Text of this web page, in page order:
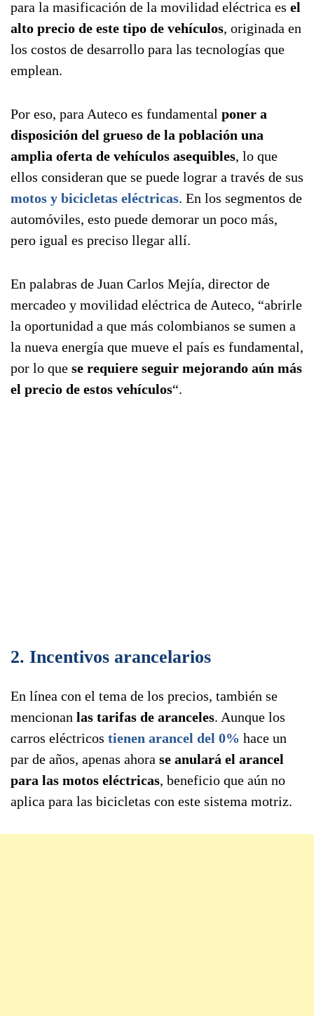
para la masificación de la movilidad eléctrica es el
alto precio de este tipo de vehículos, originada en
los costos de desarrollo para las tecnologías que
emplean.
Por eso, para Auteco es fundamental poner a
disposición del grueso de la población una
amplia oferta de vehículos asequibles, lo que
ellos consideran que se puede lograr a través de sus
motos y bicicletas eléctricas. En los segmentos de
automóviles, esto puede demorar un poco más,
pero igual es preciso llegar allí.
En palabras de Juan Carlos Mejía, director de
mercadeo y movilidad eléctrica de Auteco, “abrirle
la oportunidad a que más colombianos se sumen a
la nueva energía que mueve el país es fundamental,
por lo que se requiere seguir mejorando aún más
el precio de estos vehículos“.
2. Incentivos arancelarios
En línea con el tema de los precios, también se
mencionan las tarifas de aranceles. Aunque los
carros eléctricos tienen arancel del 0% hace un
par de años, apenas ahora se anulará el arancel
para las motos eléctricas, beneficio que aún no
aplica para las bicicletas con este sistema motriz.